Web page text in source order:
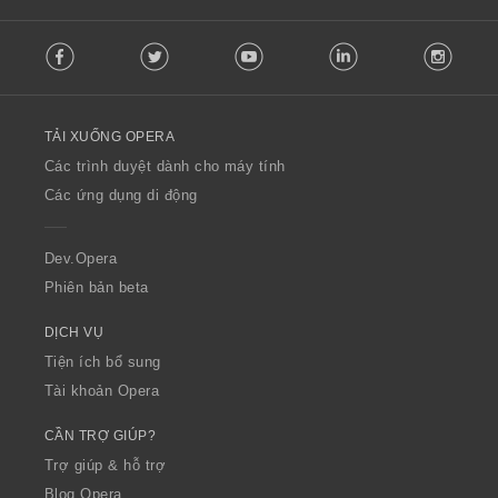
o
w
O
p
a
Facebook Twitter Youtube LinkedIn
TẢI XUỐNG OPERA
Các trình duyệt dành cho máy tính
Các ứng dụng di động
Dev.Opera
Phiên bản beta
DỊCH VỤ
Tiện ích bổ sung
Tài khoản Opera
CẦN TRỢ GIÚP?
Trợ giúp & hỗ trợ
Blog Opera